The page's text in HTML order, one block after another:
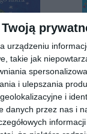
urządzeniu
takie jak
i ulepszania
i
przez nas i
]
starego
sobie.
2